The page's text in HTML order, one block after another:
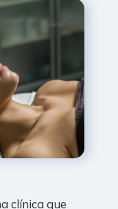
clínica que